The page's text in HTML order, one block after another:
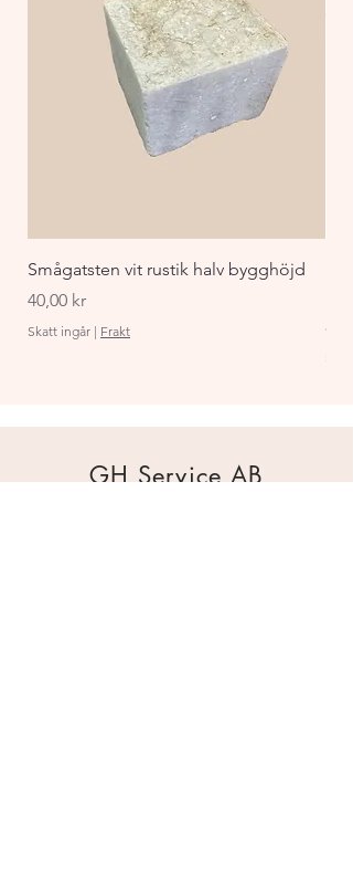
Smågatsten vit rustik halv bygghöjd
Pris
40,00 kr
Skatt ingår | Frakt
Pris
GH Service AB